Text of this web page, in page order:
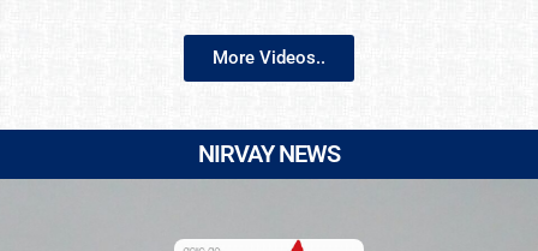
More Videos..
NIRVAY NEWS